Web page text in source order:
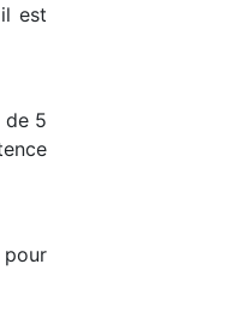
est
de 5
pour